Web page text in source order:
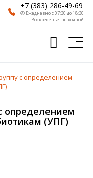
+7 (383) 286-49-69
🕗 Ежедневно с 07:30 до 18:30
Воскресенье: выходной
с определением
определением
(УПГ)